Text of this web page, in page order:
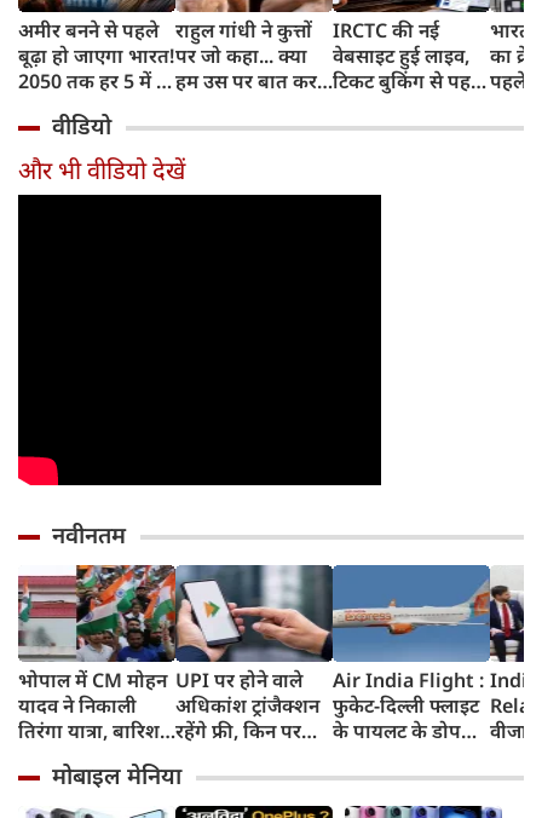
अमीर बनने से पहले
बूढ़ा हो जाएगा भारत!
2050 तक हर 5 में 1
साल से ज्यादा उम्र का
राहुल गांधी ने कुत्तों
पर जो कहा... क्या
हम उस पर बात कर
IRCTC की नई
वेबसाइट हुई लाइव,
टिकट बुकिंग से पहले
काम, जानें पूरा
भारत
का
पहले
और
वीडियो
और भी वीडियो देखें
नवीनतम
भोपाल में CM मोहन
यादव ने निकाली
तिरंगा यात्रा, बारिश
ने दिखाया देशभक्ति
का जज्बा
UPI पर होने वाले
अधिकांश ट्रांजैक्शन
रहेंगे फ्री, किन पर
ने दिया बड़ा अपडेट
Air India Flight :
फुकेट-दिल्ली फ्लाइट
के पायलट के डोप
कहा- रिपोर्ट नहीं
मिली, टिप्पणी की
वीजा
मोबाइल मेनिया